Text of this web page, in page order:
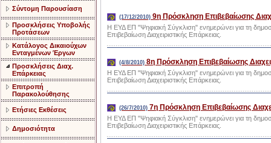
Σύντομη Παρουσίαση
Προσκλήσεις Υποβολής
Προτάσεων
Κατάλογος Δικαιούχων
Ενταγμένων Έργων
Προσκλήσεις Διαχ.
Επάρκειας
Επιτροπή
Παρακολούθησης
Ετήσιες Εκθέσεις
Δημοσιότητα
(17/12/2010) 9η Πρόσκληση Επιβεβαίωσης
Η ΕΥΔ ΕΠ "Ψηφιακή Σύγκλιση" ενημερώνει για τη
Επιβεβαίωση Διαχειριστικής Επάρκειας.
(4/8/2010) 8η Πρόσκληση Επιβεβαίωσης
Η ΕΥΔ ΕΠ "Ψηφιακή Σύγκλιση" ενημερώνει για τη
Επιβεβαίωση Διαχειριστικής Επάρκειας.
(26/7/2010) 7η Πρόσκληση Επιβεβαίωσης
Η ΕΥΔ ΕΠ "Ψηφιακή Σύγκλιση" ενημερώνει για τη
Επιβεβαίωση Διαχειριστικής Επάρκειας.